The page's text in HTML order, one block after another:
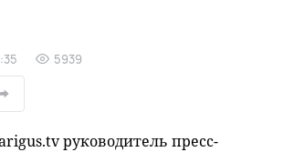
5939
руководитель пресс-